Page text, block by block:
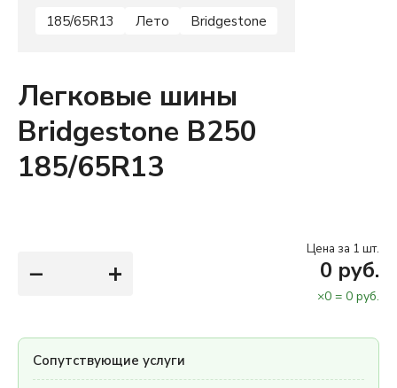
185/65R13 Лето Bridgestone
Легковые шины
Bridgestone B250
185/65R13
− +
Цена за 1 шт.
0 руб.
×0 = 0 руб.
Сопутствующие услуги